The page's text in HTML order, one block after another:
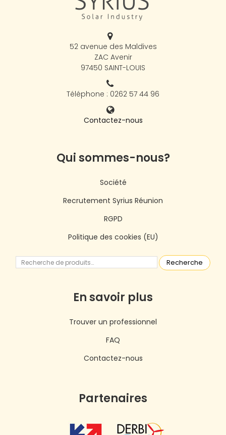
52 avenue des Maldives
ZAC Avenir
97450 SAINT-LOUIS
Téléphone : 0262 57 44 96
Contactez-nous
Qui sommes-nous?
Société
Recrutement Syrius Réunion
RGPD
Politique des cookies (EU)
Recherche
En savoir plus
Trouver un professionnel
FAQ
Contactez-nous
Partenaires